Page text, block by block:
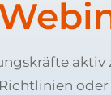
aktiv